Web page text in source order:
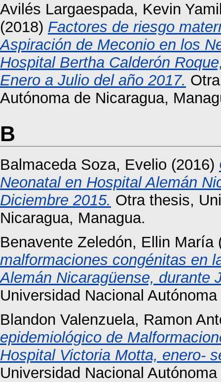
Avilés Largaespada, Kevin
(2018) Factores de riesgo
Aspiración de Meconio en los
Hospital Bertha Calderón
Enero a Julio del año 2017.
Autónoma de Nicaragua,
B
Balmaceda Soza, Evelio (2016)
Neonatal en Hospital Alemán
Diciembre 2015. Otra thesis,
Nicaragua, Managua.
Benavente Zeledón, Ellin María
malformaciones congénitas en
Alemán Nicaragüense, durante
Universidad Nacional
Blandon Valenzuela, Ramon
epidemiológico de
Hospital Victoria Motta, enero-
Universidad Nacional